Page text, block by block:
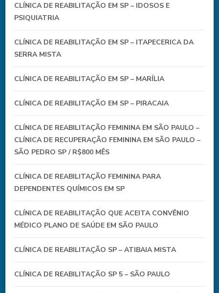
CLÍNICA DE REABILITAÇÃO EM SP – IDOSOS E
PSIQUIATRIA
CLÍNICA DE REABILITAÇÃO EM SP – ITAPECERICA DA
SERRA MISTA
CLÍNICA DE REABILITAÇÃO EM SP – MARÍLIA
CLÍNICA DE REABILITAÇÃO EM SP – PIRACAIA
CLÍNICA DE REABILITAÇÃO FEMININA EM SÃO PAULO –
CLÍNICA DE RECUPERAÇÃO FEMININA EM SÃO PAULO –
SÃO PEDRO SP / R$800 MÊS
CLÍNICA DE REABILITAÇÃO FEMININA PARA
DEPENDENTES QUÍMICOS EM SP
CLÍNICA DE REABILITAÇÃO QUE ACEITA CONVÊNIO
MÉDICO PLANO DE SAÚDE EM SÃO PAULO
CLÍNICA DE REABILITAÇÃO SP – ATIBAIA MISTA
CLÍNICA DE REABILITAÇÃO SP 5 – SÃO PAULO